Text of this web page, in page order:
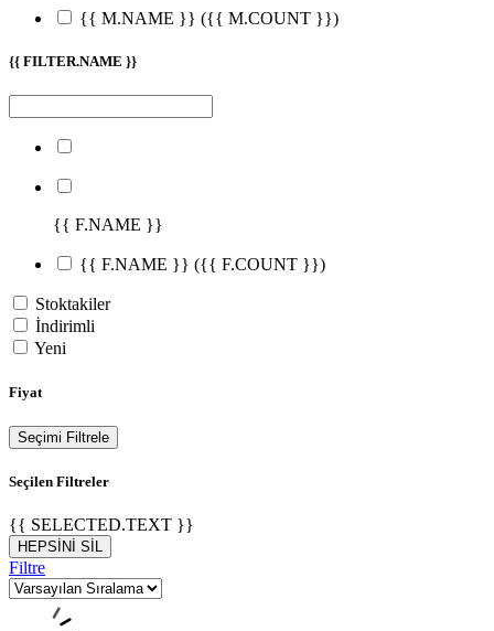
{{ M.NAME }} ({{ M.COUNT }})
{{ FILTER.NAME }}
{{ F.NAME }}
{{ F.NAME }} ({{ F.COUNT }})
Stoktakiler
İndirimli
Yeni
Fiyat
Seçimi Filtrele
Seçilen Filtreler
{{ SELECTED.TEXT }}
HEPSİNİ SİL
Filtre